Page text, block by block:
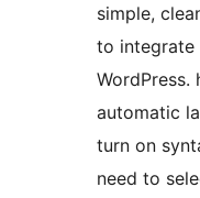
simple,
to integrate
WordPress.
automatic
turn on
need to